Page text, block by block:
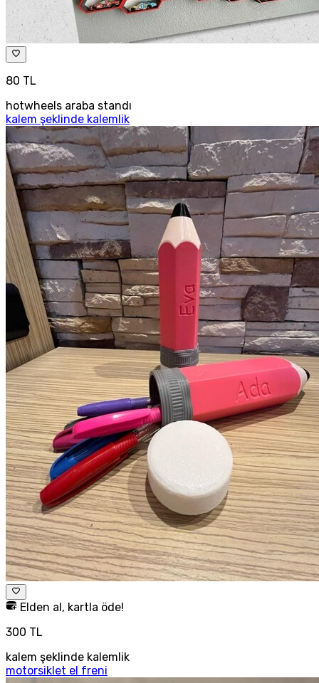
80 TL
hotwheels araba standı
kalem şeklinde kalemlik
Elden al, kartla öde!
300 TL
kalem şeklinde kalemlik
motorsiklet el freni